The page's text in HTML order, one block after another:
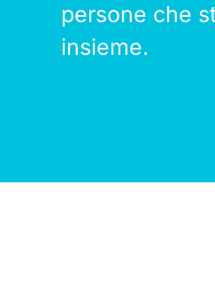
persone che
insieme.